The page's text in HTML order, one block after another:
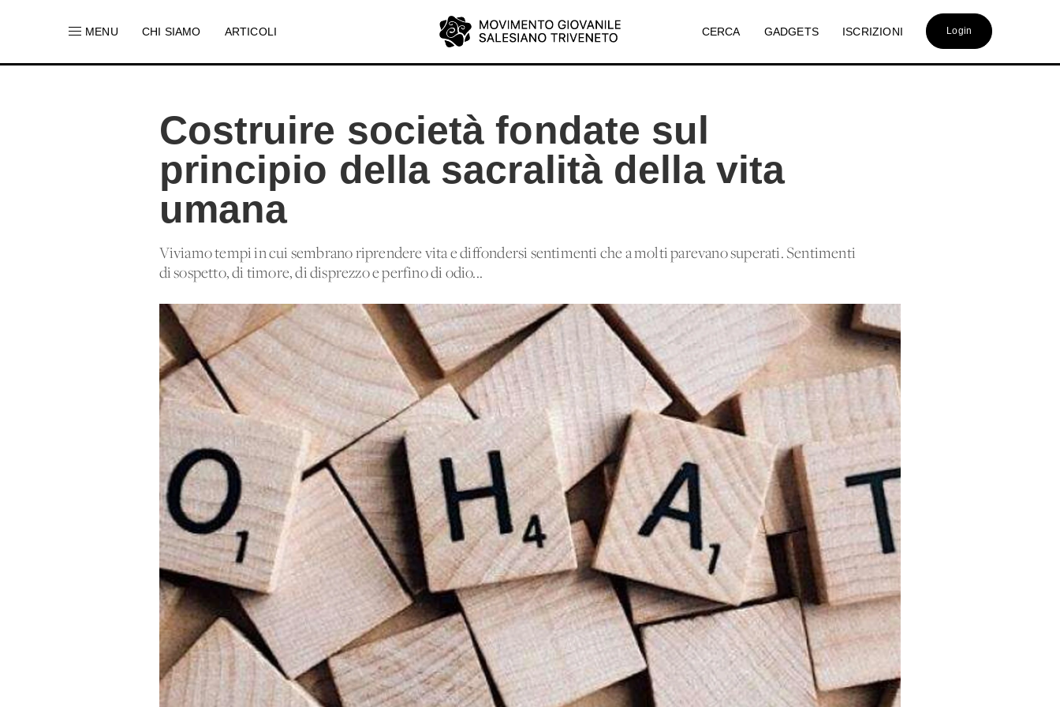
MENU CHI SIAMO ARTICOLI CERCA GADGETS ISCRIZIONI Login
Costruire società fondate sul
principio della sacralità della vita
umana
Viviamo tempi in cui sembrano riprendere vita e diffondersi sentimenti che a molti parevano superati. Sentimenti
di sospetto, di timore, di disprezzo e perfino di odio...